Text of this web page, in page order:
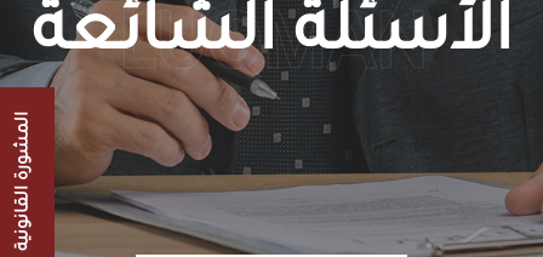
LUQMAN
الأسئلة الشائعة
المشورة القانونية